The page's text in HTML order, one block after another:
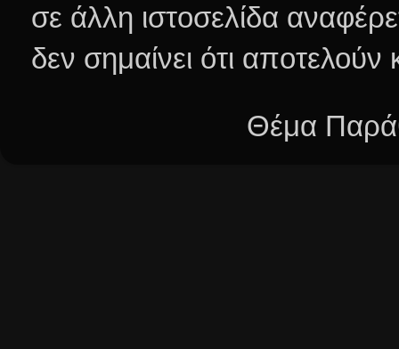
σε άλλη ιστοσελίδα
δεν σημαίνει ότι
Θέμα